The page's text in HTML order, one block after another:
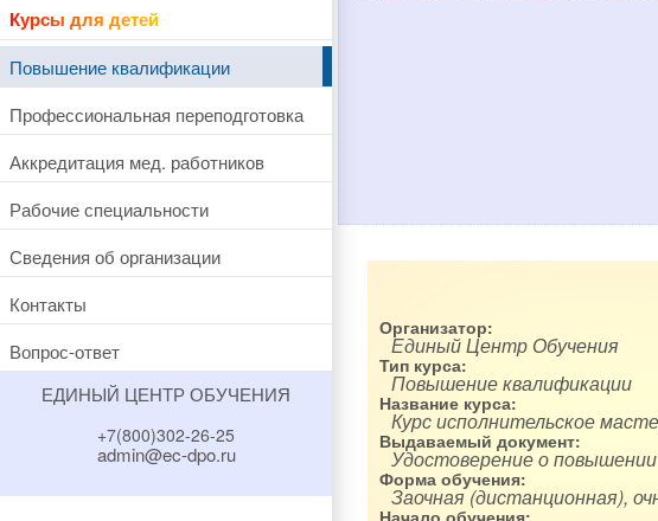
Курсы для детей
Повышение квалификации
Профессиональная переподготовка
Аккредитация мед. работников
Рабочие специальности
Сведения об организации
Контакты
Вопрос-ответ
ЕДИНЫЙ ЦЕНТР ОБУЧЕНИЯ
+7(800)302-26-25
admin@ec-dpo.ru
Организатор:
Единый Центр Обучения
Тип курса:
Повышение квалификации
Название курса:
Курс исполнительское
Выдаваемый документ:
Удостоверение о
Форма обучения:
Заочная (дистанционная),
Начало обучения: